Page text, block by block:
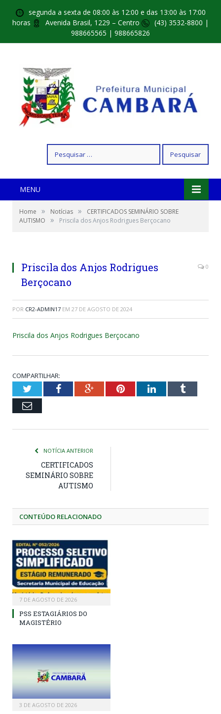
segunda a sexta de 08:00 às 12:00 e das 13:00 às 17:00
horas
Avenida Brasil, 1229 – Centro
(43) 3532-8800 |
988665565 | 988665826
por:
MENU
Home » Notícias »
CERTIFICADOS SEMINÁRIO SOBRE
AUTISMO
» Priscila dos Anjos Rodrigues Berçocano
Priscila dos Anjos Rodrigues
Berçocano
0
POR CR2-ADMIN17 EM 27 DE AGOSTO DE 2024
Priscila dos Anjos Rodrigues Berçocano
COMPARTILHAR:
TwitterFacebookGoogle+PinterestLinkedInTumblr
Email
NOTÍCIA ANTERIOR
CERTIFICADOS
SEMINÁRIO SOBRE
AUTISMO
CONTEÚDO RELACIONADO
7 DE AGOSTO DE 2026
PSS ESTAGIÁRIOS DO
MAGISTÉRIO
3 DE AGOSTO DE 2026